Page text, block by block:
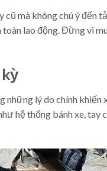
mà không chú ý đến
toàn lao động. Đừng vì
lý do chính khiến
hệ thống bánh xe, tay